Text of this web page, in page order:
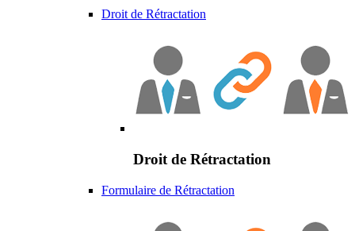
Droit de Rétractation
Droit de Rétractation
Formulaire de Rétractation